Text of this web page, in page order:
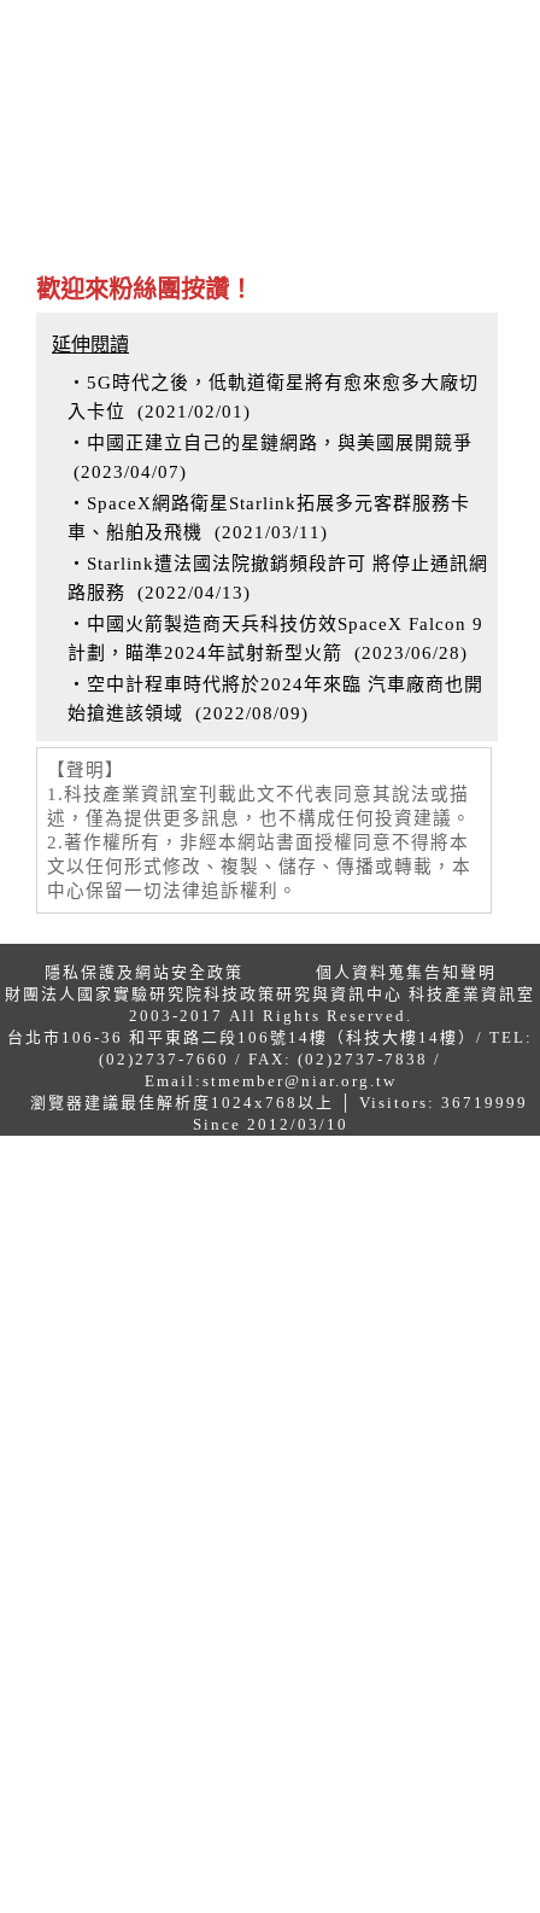
歡迎來粉絲團按讚！
延伸閱讀
‧5G時代之後，低軌道衛星將有愈來愈多大廠切
入卡位
(2021/02/01 )
‧中國正建立自己的星鏈網路，與美國展開競爭
(2023/04/07)
‧SpaceX網路衛星Starlink拓展多元客群服務卡
車、船舶及飛機
(2021/03/11 )
‧Starlink遭法國法院撤銷頻段許可 將停止通訊網
路服務 (2022/04/13)
‧中國火箭製造商天兵科技仿效SpaceX Falcon 9
計劃，瞄準2024年試射新型火箭 (2023/06/28)
‧空中計程車時代將於2024年來臨 汽車廠商也開
始搶進該領域 (2022/08/09)
【聲明】
1.科技產業資訊室刊載此文不代表同意其說法或描
述，僅為提供更多訊息，也不構成任何投資建議。
2.著作權所有，非經本網站書面授權同意不得將本
文以任何形式修改、複製、儲存、傳播或轉載，本
中心保留一切法律追訴權利。
隱私保護及網站安全政策
個人資料蒐集告知聲明
財團法人國家實驗研究院科技政策研究與資訊中心 科技產業資訊室
2003-2017 All Rights Reserved.
台北市106-36 和平東路二段106號14樓（科技大樓14樓）/ TEL:
(02)2737-7660 / FAX: (02)2737-7838 /
Email: stmember@niar.org.tw
瀏覽器建議最佳解析度1024x768以上 │ Visitors: 36719999
Since 2012/03/10